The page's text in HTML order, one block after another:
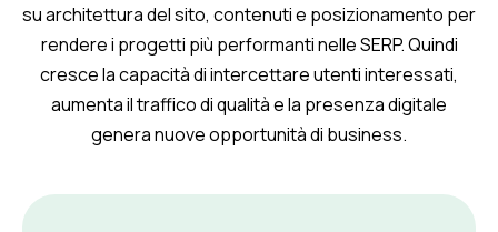
su architettura del sito, contenuti e posizionamento per
rendere i progetti più performanti nelle SERP. Quindi
cresce la capacità di intercettare utenti interessati,
aumenta il traffico di qualità e la presenza digitale
genera nuove opportunità di business.